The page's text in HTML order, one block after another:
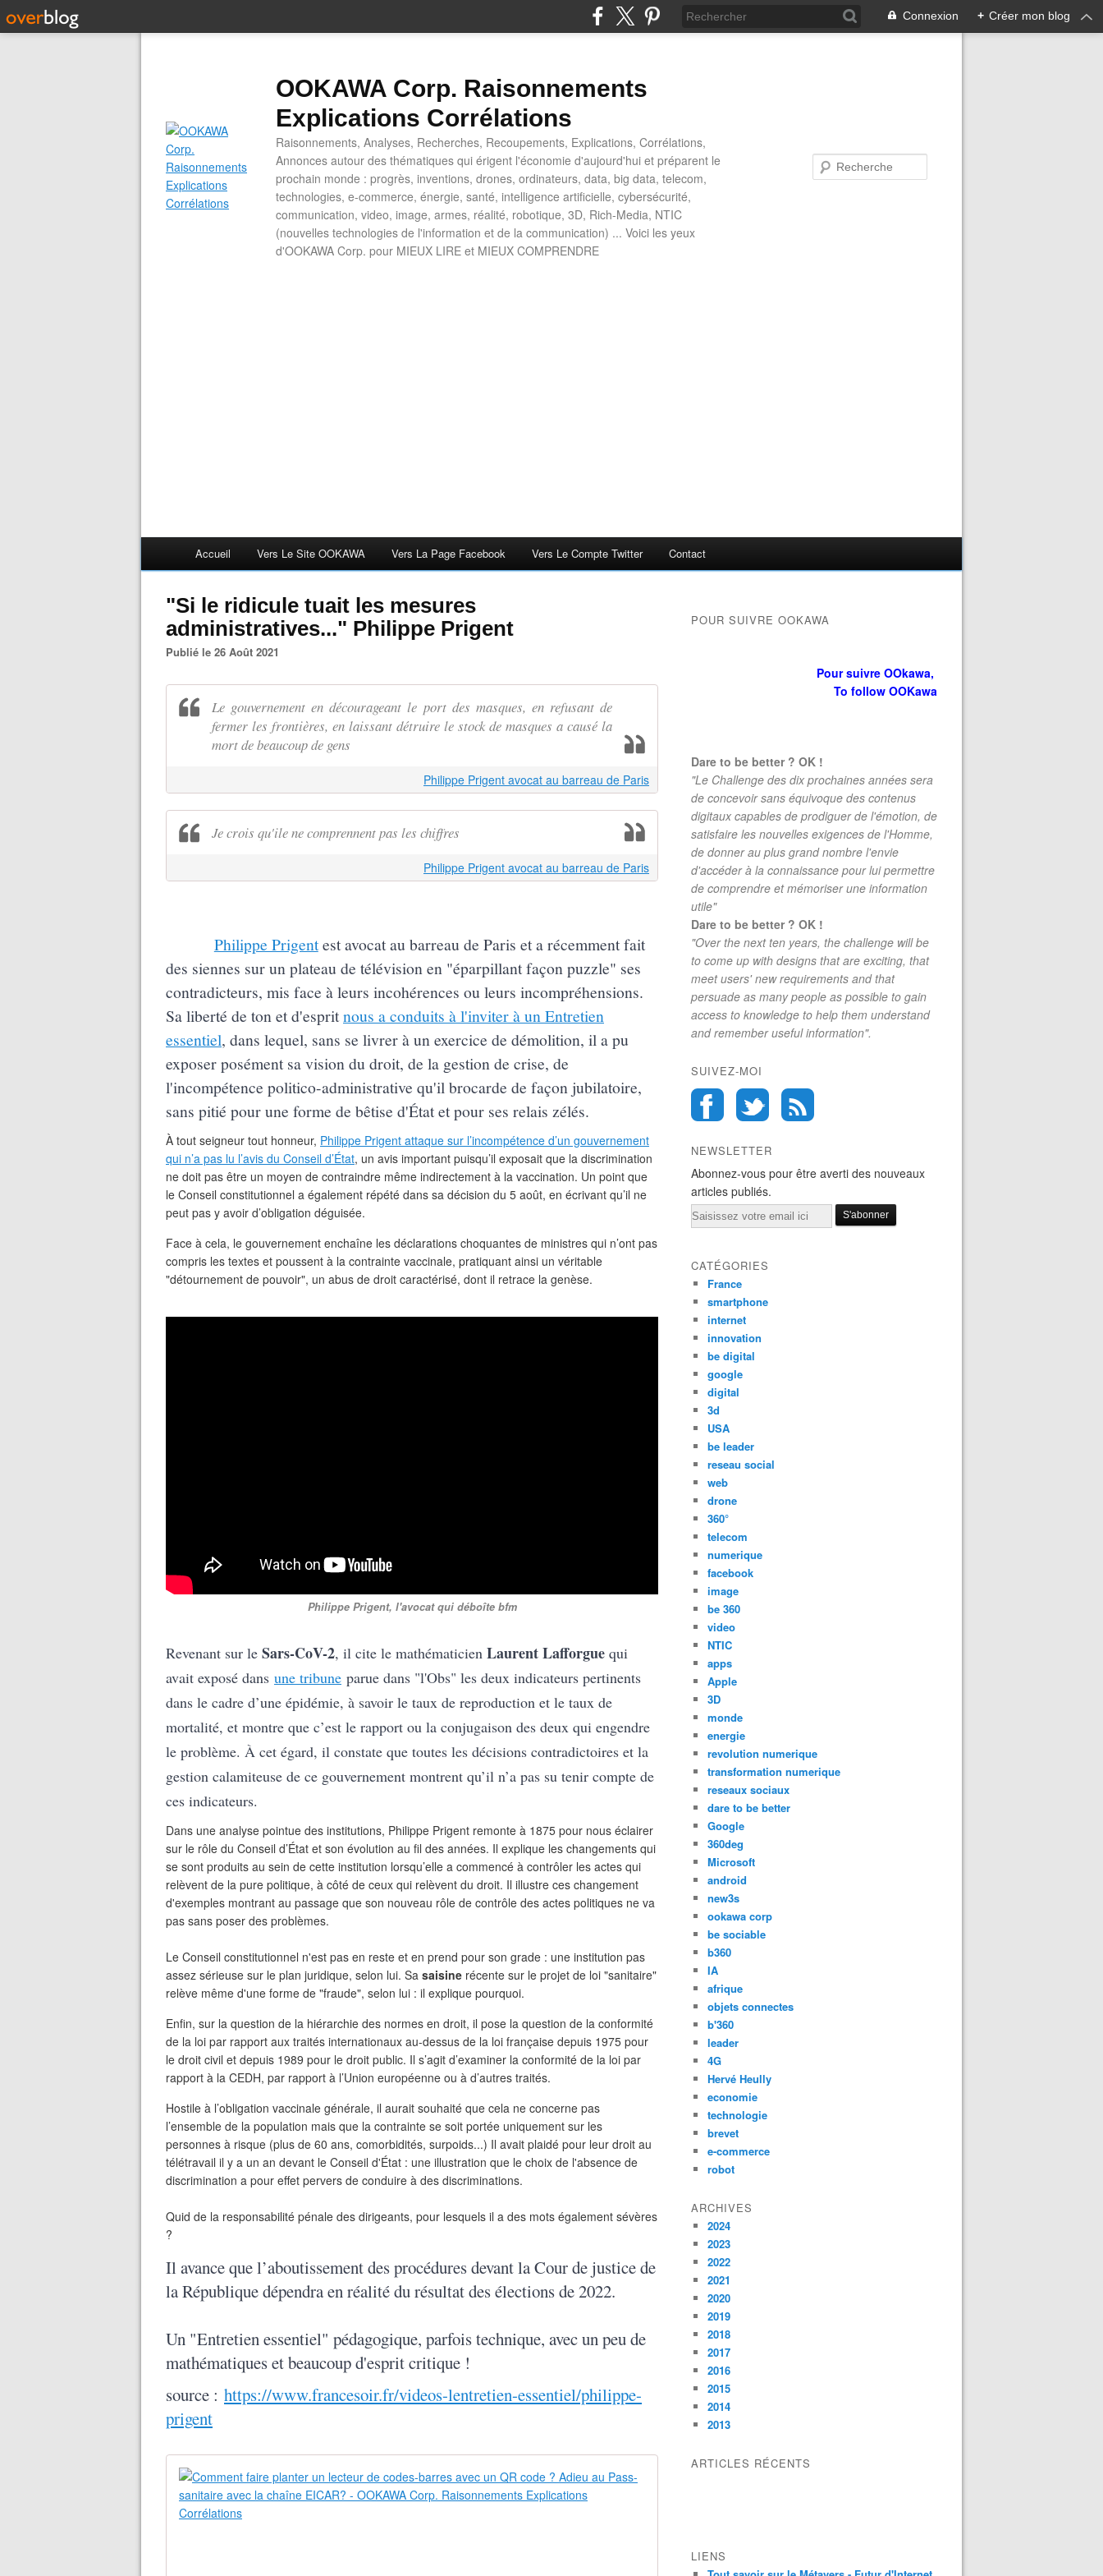
Connexion + Créer mon blog
OOKAWA Corp. Raisonnements
Explications Corrélations
Raisonnements, Analyses, Recherches, Recoupements, Explications, Corrélations,
Annonces autour des thématiques qui érigent l'économie d'aujourd'hui et préparent le
prochain monde : progrès, inventions, drones, ordinateurs, data, big data, telecom,
technologies, e-commerce, énergie, santé, intelligence artificielle, cybersécurité,
communication, video, image, armes, réalité, robotique, 3D, Rich-Media, NTIC
(nouvelles technologies de l'information et de la communication) ... Voici les yeux
d'OOKAWA Corp. pour MIEUX LIRE et MIEUX COMPRENDRE
Accueil Vers Le Site OOKAWA Vers La Page Facebook Vers Le Compte Twitter Contact
"Si le ridicule tuait les mesures
administratives..." Philippe Prigent
Publié le 26 Août 2021
Le gouvernement en décourageant le port des masques, en refusant de
fermer les frontières, en laissant détruire le stock de masques a causé la
mort de beaucoup de gens
Philippe Prigent avocat au barreau de Paris
Je crois qu'ile ne comprennent pas les chiffres
Philippe Prigent avocat au barreau de Paris
Philippe Prigentest avocat au barreau de Paris et a récemment fait
des siennes sur un plateau de télévision en "éparpillant façon puzzle" ses
contradicteurs, mis face à leurs incohérences ou leurs incompréhensions.
Sa liberté de ton et d'espritnous a conduits à l'inviter à un Entretien
essentiel, dans lequel, sans se livrer à un exercice de démolition, il a pu
exposer posément sa vision du droit, de la gestion de crise, de
l'incompétence politico-administrative qu'il brocarde de façon jubilatoire,
sans pitié pour une forme de bêtise d'État et pour ses relais zélés.
À tout seigneur tout honneur, Philippe Prigent attaque sur l’incompétence d’un gouvernement
qui n’a pas lu l’avis du Conseil d’État, un avis important puisqu’il exposait que la discrimination
ne doit pas être un moyen de contraindre même indirectement à la vaccination. Un point que
le Conseil constitutionnel a également répété dans sa décision du 5 août, en écrivant qu’il ne
peut pas y avoir d’obligation déguisée.
Face à cela, le gouvernement enchaîne les déclarations choquantes de ministres qui n’ont pas
compris les textes et poussent à la contrainte vaccinale, pratiquant ainsi un véritable
"détournement de pouvoir", un abus de droit caractérisé, dont il retrace la genèse.
Philippe Prigent, l'avocat qui déboîte bfm
Revenant sur le Sars-CoV-2, il cite le mathématicien Laurent Lafforgue qui
avait exposé dans une tribune parue dans "l'Obs" les deux indicateurs pertinents
dans le cadre d’une épidémie, à savoir le taux de reproduction et le taux de
mortalité, et montre que c’est le rapport ou la conjugaison des deux qui engendre
le problème. À cet égard, il constate que toutes les décisions contradictoires et la
gestion calamiteuse de ce gouvernement montrent qu’il n’a pas su tenir compte de
ces indicateurs.
Dans une analyse pointue des institutions, Philippe Prigent remonte à 1875 pour nous éclairer
sur le rôle du Conseil d’État et son évolution au fil des années. Il explique les changements qui
se sont produits au sein de cette institution lorsqu’elle a commencé à contrôler les actes qui
relèvent de la pure politique, à côté de ceux qui relèvent du droit. Il illustre ces changement
d'exemples montrant au passage que son nouveau rôle de contrôle des actes politiques ne va
pas sans poser des problèmes.
Le Conseil constitutionnel n'est pas en reste et en prend pour son grade : une institution pas
assez sérieuse sur le plan juridique, selon lui. Sa saisine récente sur le projet de loi "sanitaire"
relève même d'une forme de "fraude", selon lui : il explique pourquoi.
Enfin, sur la question de la hiérarchie des normes en droit, il pose la question de la conformité
de la loi par rapport aux traités internationaux au-dessus de la loi française depuis 1975 pour
le droit civil et depuis 1989 pour le droit public. Il s’agit d’examiner la conformité de la loi par
rapport à la CEDH, par rapport à l’Union européenne ou à d’autres traités.
Hostile à l’obligation vaccinale générale, il aurait souhaité que cela ne concerne pas
l’ensemble de la population mais que la contrainte se soit portée uniquement sur les
personnes à risque (plus de 60 ans, comorbidités, surpoids...) Il avait plaidé pour leur droit au
télétravail il y a un an devant le Conseil d'État : une illustration que le choix de l'absence de
discrimination a pour effet pervers de conduire à des discriminations.
Quid de la responsabilité pénale des dirigeants, pour lesquels il a des mots également sévères
?
Il avance que l’aboutissement des procédures devant la Cour de justice de
la République dépendra en réalité du résultat des élections de 2022.
Un "Entretien essentiel" pédagogique, parfois technique, avec un peu de
mathématiques et beaucoup d'esprit critique !
source : https://www.francesoir.fr/videos-lentretien-essentiel/philippe-
prigent
POUR SUIVRE OOKAWA
Pour suivre OOkawa,
To follow OOKawa
Dare to be better ? OK !
"Le Challenge des dix prochaines années sera
de concevoir sans équivoque des contenus
digitaux capables de prodiguer de l'émotion, de
satisfaire les nouvelles exigences de l'Homme,
de donner au plus grand nombre l'envie
d'accéder à la connaissance pour lui permettre
de comprendre et mémoriser une information
utile"
Dare to be better ? OK !
"Over the next ten years, the challenge will be
to come up with designs that are exciting, that
meet users' new requirements and that
persuade as many people as possible to gain
access to knowledge to help them understand
and remember useful information".
SUIVEZ-MOI
NEWSLETTER
Abonnez-vous pour être averti des nouveaux
articles publiés.
Email
CATÉGORIES
France
smartphone
internet
innovation
be digital
google
digital
3d
USA
be leader
reseau social
web
drone
360°
telecom
numerique
facebook
image
be 360
video
NTIC
apps
Apple
3D
monde
energie
revolution numerique
transformation numerique
reseaux sociaux
dare to be better
Google
360deg
Microsoft
android
new3s
ookawa corp
be sociable
b360
IA
afrique
objets connectes
b'360
leader
4G
Hervé Heully
economie
technologie
brevet
e-commerce
robot
ARCHIVES
2024
2023
2022
2021
2020
2019
2018
2017
2016
2015
2014
2013
ARTICLES RÉCENTS
LIENS